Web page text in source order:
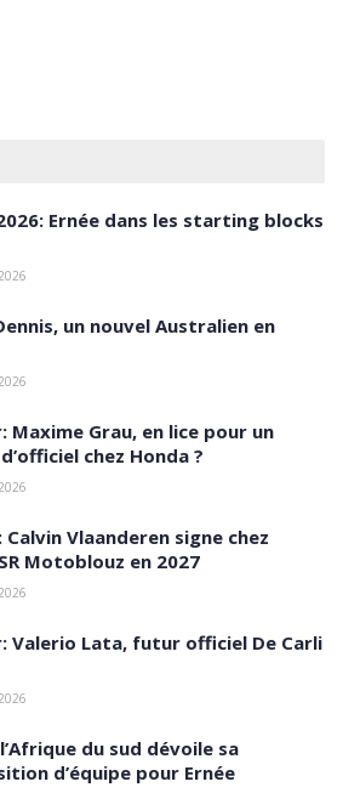
Ernée dans les starting blocks
un nouvel Australien en
Maxime Grau, en lice pour un
chez Honda ?
Calvin Vlaanderen signe chez
Motoblouz en 2027
Valerio Lata, futur officiel De Carli
du sud dévoile sa
d’équipe pour Ernée